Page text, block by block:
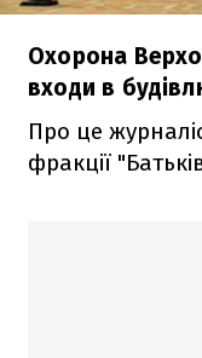
Охорона
входи в
Про це
фракції